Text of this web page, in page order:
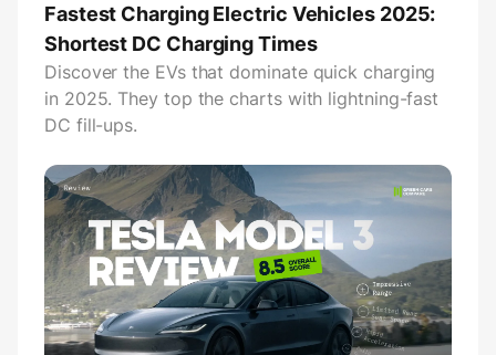
Fastest Charging Electric Vehicles 2025:
Shortest DC Charging Times
Discover the EVs that dominate quick charging
in 2025. They top the charts with lightning-fast
DC fill-ups.